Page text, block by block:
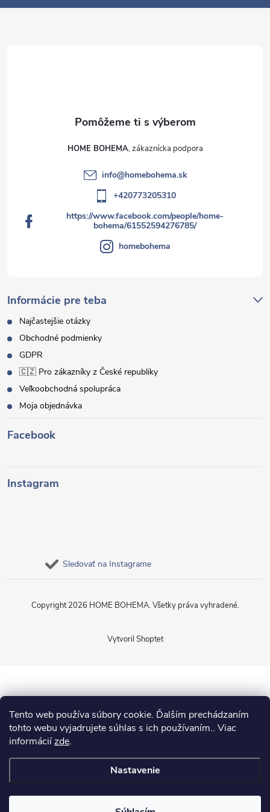
Tento web používa súbory cookie. Ďalším prechádzaním
tohto webu vyjadrujete súhlas s ich používaním.. Viac
informáciízde.
Nastavenie
e
Informácie pre teba
Najčastejšie otázky
Obchodné podmienky
GDPR
🇨🇿 Pro zákazníky z České republiky
Veľkoobchodná spolupráca
Moja objednávka
HOME BOHEMA
info@homebohema.sk
+420773205310
https://www.facebook.com/people/home-
bohema/61552594276785/
homebohema
Facebook
Instagram
Sledovať na Instagrame
Vytvoril Shoptet
Copyright 2026 HOME BOHEMA. Všetky práva vyhradené.